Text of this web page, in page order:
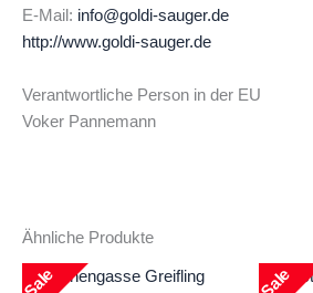
E-Mail: info@goldi-sauger.de
http://www.goldi-sauger.de
Verantwortliche Person in der EU
Voker Pannemann
Ähnliche Produkte
Sale Sale